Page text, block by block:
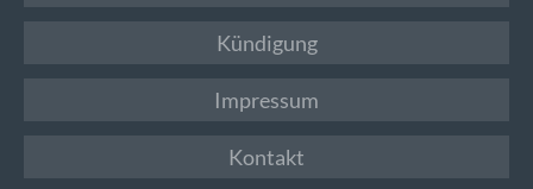
Kündigung
Impressum
Kontakt